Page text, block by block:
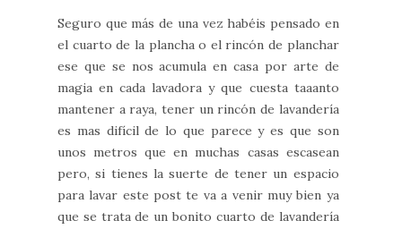
Seguro que más de una vez habéis pensado en
el cuarto de la plancha o el rincón de planchar
ese que se nos acumula en casa por arte de
magia en cada lavadora y que cuesta taaanto
mantener a raya, tener un rincón de lavandería
es mas difícil de lo que parece y es que son
unos metros que en muchas casas escasean
pero, si tienes la suerte de tener un espacio
para lavar este post te va a venir muy bien ya
que se trata de un bonito cuarto de lavandería